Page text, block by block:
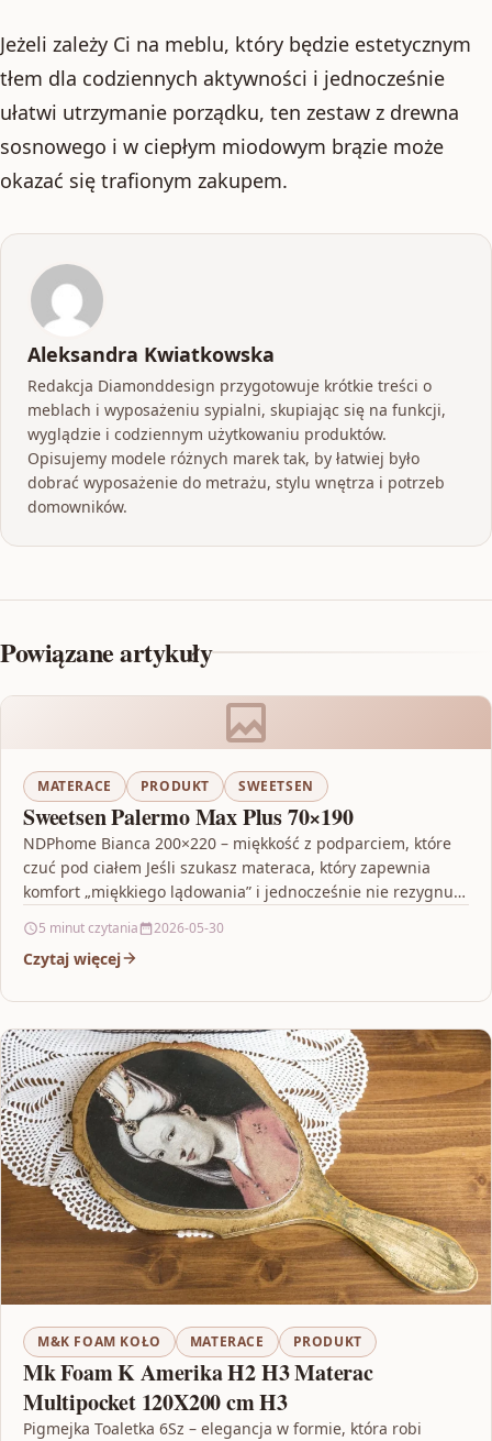
Jeżeli zależy Ci na meblu, który będzie estetycznym
tłem dla codziennych aktywności i jednocześnie
ułatwi utrzymanie porządku, ten zestaw z drewna
sosnowego i w ciepłym miodowym brązie może
okazać się trafionym zakupem.
Aleksandra Kwiatkowska
Redakcja Diamonddesign przygotowuje krótkie treści o
meblach i wyposażeniu sypialni, skupiając się na funkcji,
wyglądzie i codziennym użytkowaniu produktów.
Opisujemy modele różnych marek tak, by łatwiej było
dobrać wyposażenie do metrażu, stylu wnętrza i potrzeb
domowników.
Powiązane artykuły
MATERACE PRODUKT SWEETSEN
Sweetsen Palermo Max Plus 70×190
NDPhome Bianca 200×220 – miękkość z podparciem, które
czuć pod ciałem Jeśli szukasz materaca, który zapewnia
komfort „miękkiego lądowania” i jednocześnie nie rezygnuje
5 minut czytania 2026-05-30
Czytaj więcej
M&K FOAM KOŁO MATERACE PRODUKT
Mk Foam K Amerika H2 H3 Materac
Multipocket 120X200 cm H3
Pigmejka Toaletka 6Sz – elegancja w formie, która robi